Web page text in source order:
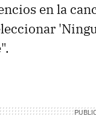
en la